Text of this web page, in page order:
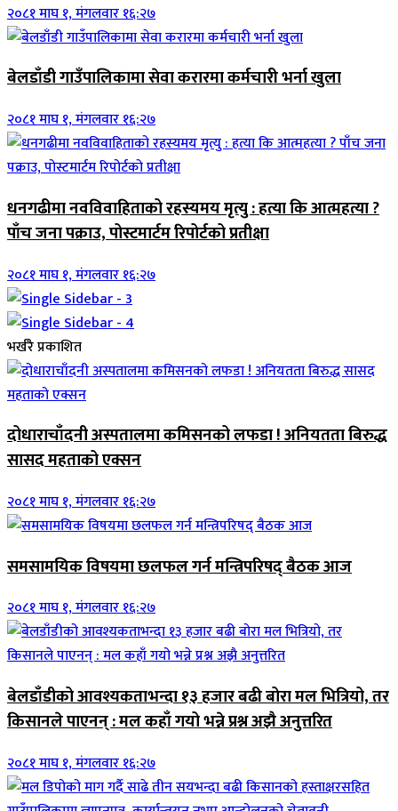
२०८१ माघ १, मंगलवार १६:२७
बेलडाँडी गाउँपालिकामा सेवा करारमा कर्मचारी भर्ना खुला
२०८१ माघ १, मंगलवार १६:२७
धनगढीमा नवविवाहिताको रहस्यमय मृत्यु : हत्या कि आत्महत्या ?
पाँच जना पक्राउ, पोस्टमार्टम रिपोर्टको प्रतीक्षा
२०८१ माघ १, मंगलवार १६:२७
भर्खरै प्रकाशित
दोधाराचाँदनी अस्पतालमा कमिसनको लफडा ! अनियतता बिरुद्ध
सासद महताको एक्सन
२०८१ माघ १, मंगलवार १६:२७
समसामयिक विषयमा छलफल गर्न मन्त्रिपरिषद् बैठक आज
२०८१ माघ १, मंगलवार १६:२७
बेलडाँडीको आवश्यकताभन्दा १३ हजार बढी बोरा मल भित्रियो, तर
किसानले पाएनन् : मल कहाँ गयो भन्ने प्रश्न अझै अनुत्तरित
२०८१ माघ १, मंगलवार १६:२७